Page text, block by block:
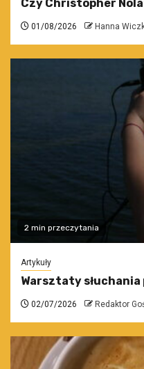
Czy Christopher
01/08/2026 Hanna
2 min przeczytania
Artykuły
Warsztaty
02/07/2026 Redaktor